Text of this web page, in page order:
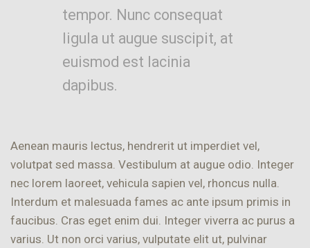
tempor. Nunc consequat
ligula ut augue suscipit, at
euismod est lacinia
dapibus.
Aenean mauris lectus, hendrerit ut imperdiet vel,
volutpat sed massa. Vestibulum at augue odio. Integer
nec lorem laoreet, vehicula sapien vel, rhoncus nulla.
Interdum et malesuada fames ac ante ipsum primis in
faucibus. Cras eget enim dui. Integer viverra ac purus a
varius. Ut non orci varius, vulputate elit ut, pulvinar